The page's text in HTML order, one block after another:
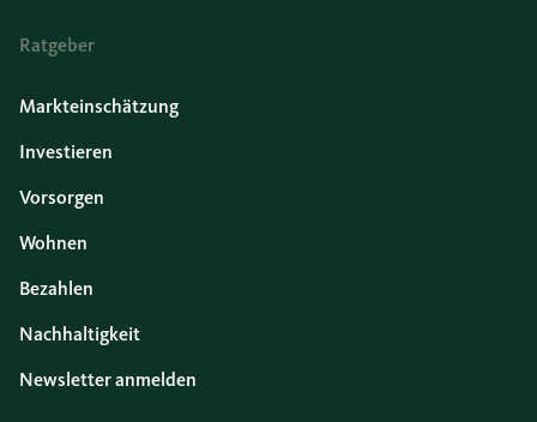
Ratgeber
Markteinschätzung
Investieren
Vorsorgen
Wohnen
Bezahlen
Nachhaltigkeit
Newsletter anmelden